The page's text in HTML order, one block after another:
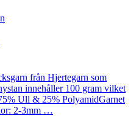
från Hjertegarn som
innehåller 100 gram vilket
Ull & 25% PolyamidGarnet
2-3mm …